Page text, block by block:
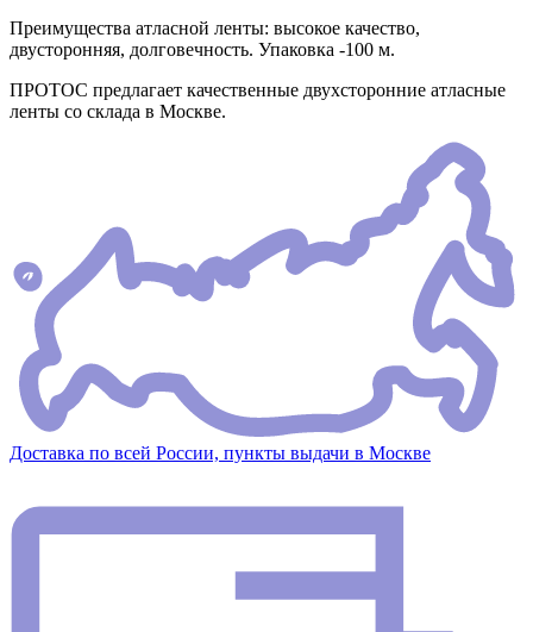
Преимущества атласной ленты: высокое качество,
двусторонняя, долговечность. Упаковка -100 м.
ПРОТОС предлагает качественные двухсторонние атласные
ленты со склада в Москве.
Доставка по всей России, пункты выдачи в Москве